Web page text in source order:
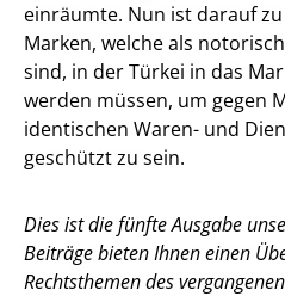
einräumte. Nun ist darauf
Marken, welche als
sind, in der Türkei in das
werden müssen, um gegen
identischen Waren- und
geschützt zu sein.
Dies ist die fünfte Ausgabe
Beiträge bieten Ihnen einen
Rechtsthemen des